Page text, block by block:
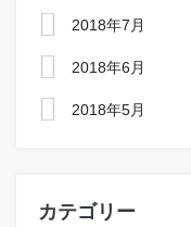
2018年7月
2018年6月
2018年5月
カテゴリー